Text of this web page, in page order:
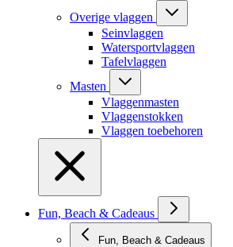
Overige vlaggen
Seinvlaggen
Watersportvlaggen
Tafelvlaggen
Masten
Vlaggenmasten
Vlaggenstokken
Vlaggen toebehoren
Fun, Beach & Cadeaus
Fun, Beach & Cadeaus